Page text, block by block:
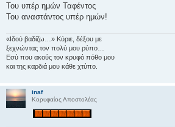
Του υπέρ ημών Ταφέντος
Του αναστάντος υπέρ ημών!
«Ιδού βαδίζω…» Κύριε, δέξου με
ξεχνώντας τον πολύ μου ρύπο…
Εσύ που ακούς τον κρυφό πόθο μου
και της καρδιά μου κάθε χτύπο.
inaf
Κορυφαίος Αποστολέας